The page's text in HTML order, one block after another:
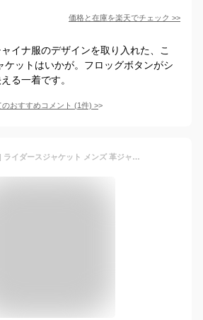
価格と在庫を楽天でチェック >>
イナ服のデザインを取り入れた、こ
ケットはいかが。フロッグボタンがシ
る一着です。
のおすすめコメント (1件) >
[ＮＯＭＳＯＣＲ] ライダースジャケット メンズ 革ジャン アウター ブルゾン PUレザー 立ち襟 防風 シンプル 大きいサイズ 春 秋 (L, コーヒー色)